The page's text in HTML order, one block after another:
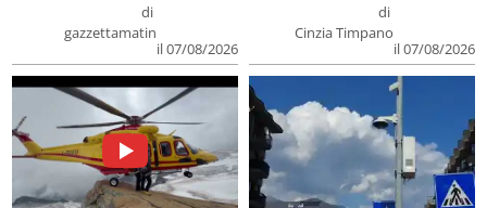
di
gazzettamatin
il 07/08/2026
di
Cinzia Timpano
il 07/08/2026